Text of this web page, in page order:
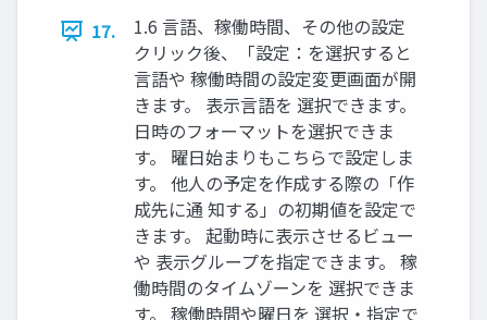
17.
1.6 言語、稼働時間、その他の設定
クリック後、「設定：を選択すると
言語や 稼働時間の設定変更画面が開
きます。 表示言語を 選択できます。
日時のフォーマットを選択できま
す。 曜日始まりもこちらで設定しま
す。 他人の予定を作成する際の「作
成先に通 知する」の初期値を設定で
きます。 起動時に表示させるビュー
や 表示グループを指定できます。 稼
働時間のタイムゾーンを 選択できま
す。 稼働時間や曜日を 選択・指定で